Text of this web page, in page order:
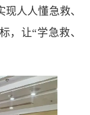
人人懂急救、
，让“学急救、